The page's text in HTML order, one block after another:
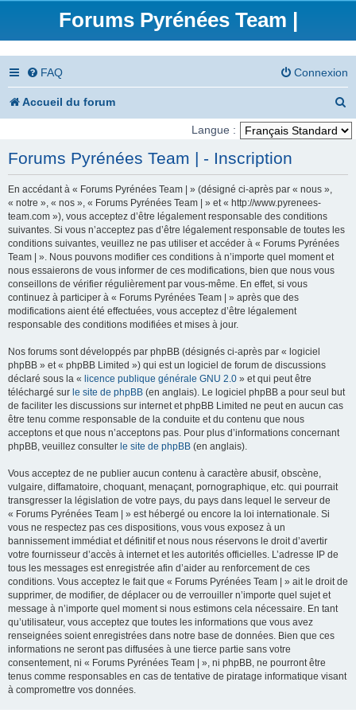
Forums Pyrénées Team |
FAQ Connexion
Accueil du forum
e
h
Langue :
Forums Pyrénées Team | - Inscription
En accédant à « Forums Pyrénées Team | » (désigné ci-après par « nous »,
« notre », « nos », « Forums Pyrénées Team | » et « http://www.pyrenees-
team.com »), vous acceptez d’être légalement responsable des conditions
suivantes. Si vous n’acceptez pas d’être légalement responsable de toutes les
conditions suivantes, veuillez ne pas utiliser et accéder à « Forums Pyrénées
Team | ». Nous pouvons modifier ces conditions à n’importe quel moment et
nous essaierons de vous informer de ces modifications, bien que nous vous
conseillons de vérifier régulièrement par vous-même. En effet, si vous
continuez à participer à « Forums Pyrénées Team | » après que des
modifications aient été effectuées, vous acceptez d’être légalement
responsable des conditions modifiées et mises à jour.
Nos forums sont développés par phpBB (désignés ci-après par « logiciel
phpBB » et « phpBB Limited ») qui est un logiciel de forum de discussions
déclaré sous la « licence publique générale GNU 2.0 » et qui peut être
téléchargé sur le site de phpBB (en anglais). Le logiciel phpBB a pour seul but
de faciliter les discussions sur internet et phpBB Limited ne peut en aucun cas
être tenu comme responsable de la conduite et du contenu que nous
acceptons et que nous n’acceptons pas. Pour plus d’informations concernant
phpBB, veuillez consulter le site de phpBB (en anglais).
Vous acceptez de ne publier aucun contenu à caractère abusif, obscène,
vulgaire, diffamatoire, choquant, menaçant, pornographique, etc. qui pourrait
transgresser la législation de votre pays, du pays dans lequel le serveur de
« Forums Pyrénées Team | » est hébergé ou encore la loi internationale. Si
vous ne respectez pas ces dispositions, vous vous exposez à un
bannissement immédiat et définitif et nous nous réservons le droit d’avertir
votre fournisseur d’accès à internet et les autorités officielles. L’adresse IP de
tous les messages est enregistrée afin d’aider au renforcement de ces
conditions. Vous acceptez le fait que « Forums Pyrénées Team | » ait le droit de
supprimer, de modifier, de déplacer ou de verrouiller n’importe quel sujet et
message à n’importe quel moment si nous estimons cela nécessaire. En tant
qu’utilisateur, vous acceptez que toutes les informations que vous avez
renseignées soient enregistrées dans notre base de données. Bien que ces
informations ne seront pas diffusées à une tierce partie sans votre
consentement, ni « Forums Pyrénées Team | », ni phpBB, ne pourront être
tenus comme responsables en cas de tentative de piratage informatique visant
à compromettre vos données.